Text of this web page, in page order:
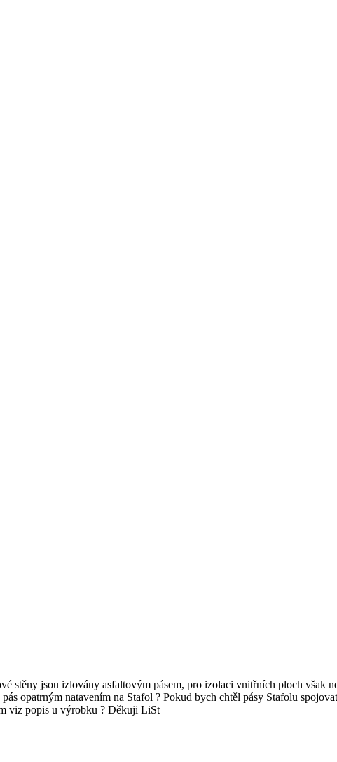
stěny jsou izlovány asfaltovým pásem, pro izolaci vnitřních ploch však
opatrným natavením na Stafol ? Pokud bych chtěl pásy Stafolu
viz popis u výrobku ? Děkuji LiSt